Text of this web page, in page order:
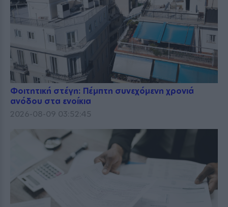
Φοιτητική στέγη: Πέμπτη συνεχόμενη χρονιά
ανόδου στα ενοίκια
2026-08-09 03:52:45